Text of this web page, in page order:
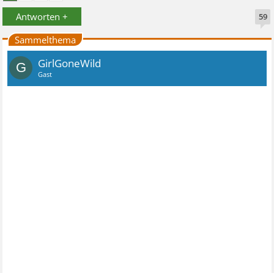
Antworten + 59
Sammelthema
G GirlGoneWild
Gast